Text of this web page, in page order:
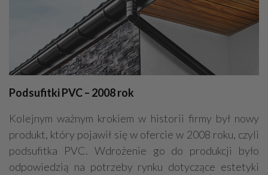
Podsufitki PVC – 2008 rok
Kolejnym ważnym krokiem w historii firmy był nowy
produkt, który pojawił się w ofercie w 2008 roku, czyli
podsufitka PVC. Wdrożenie go do produkcji było
odpowiedzią na potrzeby rynku dotyczące estetyki